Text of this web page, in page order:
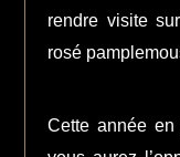
rendre visite
rosé
Cette année